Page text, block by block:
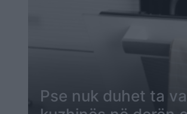
Pse nuk duhet ta